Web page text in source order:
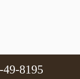
49-8195